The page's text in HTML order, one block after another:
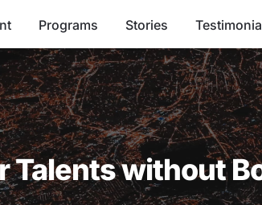
Programs Stories
Talents without